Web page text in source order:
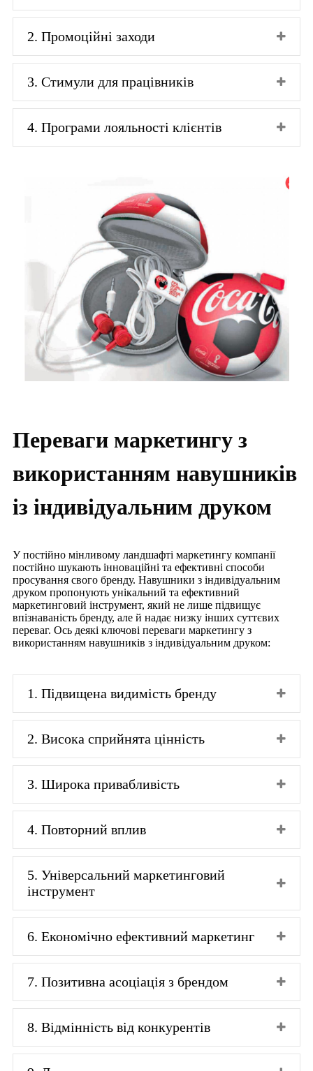
2. Промоційні заходи
3. Стимули для працівників
4. Програми лояльності клієнтів
Переваги маркетингу з
використанням навушників
із індивідуальним друком
У постійно мінливому ландшафті маркетингу компанії
постійно шукають інноваційні та ефективні способи
просування свого бренду. Навушники з індивідуальним
друком пропонують унікальний та ефективний
маркетинговий інструмент, який не лише підвищує
впізнаваність бренду, але й надає низку інших суттєвих
переваг. Ось деякі ключові переваги маркетингу з
використанням навушників з індивідуальним друком:
1. Підвищена видимість бренду
2. Висока сприйнята цінність
3. Широка привабливість
4. Повторний вплив
5. Універсальний маркетинговий
інструмент
6. Економічно ефективний маркетинг
7. Позитивна асоціація з брендом
8. Відмінність від конкурентів